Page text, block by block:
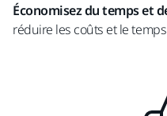
Économisez du temps et
réduire les coûts et le